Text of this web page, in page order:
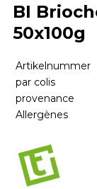
BI
50x100g
Artikelnummer
par colis
provenance
Allergènes